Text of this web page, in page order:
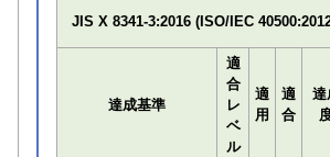
JIS X 8341-3:2016 (ISO/IEC
達成基準
適
合
レ
ベ
ル
適
用
適
合
達